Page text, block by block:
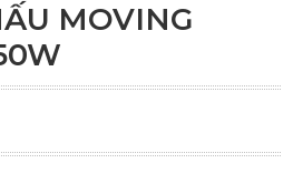
MOVING